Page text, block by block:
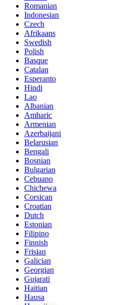
Romanian
Indonesian
Czech
Afrikaans
Swedish
Polish
Basque
Catalan
Esperanto
Hindi
Lao
Albanian
Amharic
Armenian
Azerbaijani
Belarusian
Bengali
Bosnian
Bulgarian
Cebuano
Chichewa
Corsican
Croatian
Dutch
Estonian
Filipino
Finnish
Frisian
Galician
Georgian
Gujarati
Haitian
Hausa